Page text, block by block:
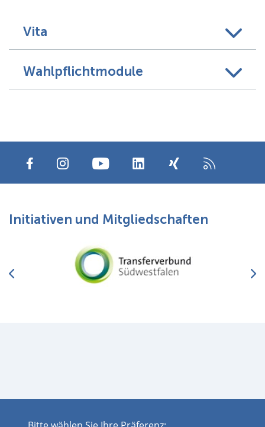
Vita
Wahlpflichtmodule
Initiativen und Mitgliedschaften